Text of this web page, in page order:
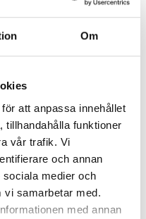
Om
att anpassa innehållet
tillhandahålla funktioner
vår trafik. Vi
och annan
medier och
vi samarbetar med.
med annan
Topphängt takfönster
GPU - Polyuretan